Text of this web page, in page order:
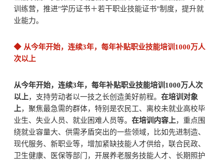
训练营，推进"学历证书＋若干职业技能证书"制度，提升就
业能力。
◆ 从今年开始，连续3年，每年补贴职业技能培训1000万人
次以上
从今年开始，连续3年，每年补贴职业技能培训1000万人次
以上，支持劳动者以一技之长创造美好前程。 在培训对象
上，聚焦最急需的群体，特别是农民工、离校未就业高校毕
业生、失业人员、就业困难人员等。 在培训内容上，重点围
绕就业容量大、供需矛盾突出的一些领域，比如先进制造、
现代服务、新职业等，增加紧缺技能人才供给，联合民政、
卫生健康、医保等部门，开展养老服务技能人才、长期照护